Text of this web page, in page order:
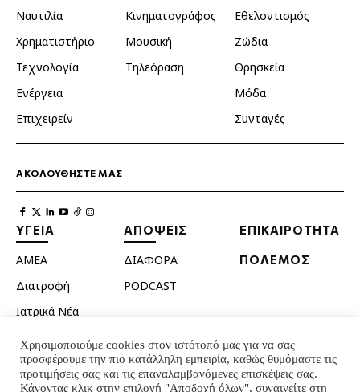
Ναυτιλία
Χρηματιστήριο
Τεχνολογία
Ενέργεια
Επιχειρείν
Κινηματογράφος
Μουσική
Τηλεόραση
Εθελοντισμός
Ζώδια
Θρησκεία
Μόδα
Συνταγές
ΑΚΟΛΟΥΘΗΣΤΕ ΜΑΣ
ΥΓΕΙΑ
ΑΜΕΑ
Διατροφή
Ιατρικά Νέα
Κατοικίδια
Ομορφιά
Σεξουαλική ζωή
ΑΠΟΨΕΙΣ
ΔΙΑΦΟΡΑ
PODCAST
ΕΠΙΚΑΙΡΟΤΗΤΑ
ΠΟΛΕΜΟΣ
Χρησιμοποιούμε cookies στον ιστότοπό μας για να σας
προσφέρουμε την πιο κατάλληλη εμπειρία, καθώς θυμόμαστε τις
προτιμήσεις σας και τις επαναλαμβανόμενες επισκέψεις σας.
Κάνοντας κλικ στην επιλογή "Αποδοχή όλων", συναινείτε στη